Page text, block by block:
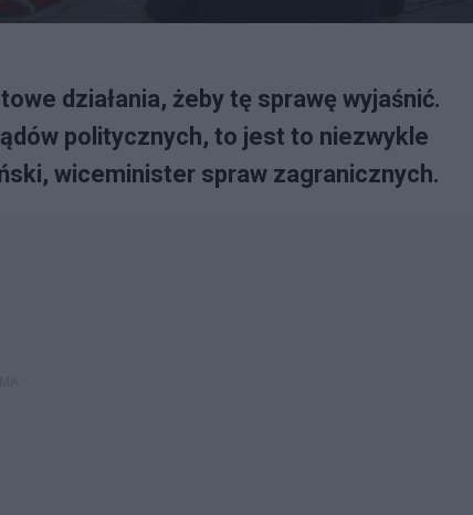
działania, żeby tę sprawę wyjaśnić.
politycznych, to jest to niezwykle
wiceminister spraw zagranicznych.